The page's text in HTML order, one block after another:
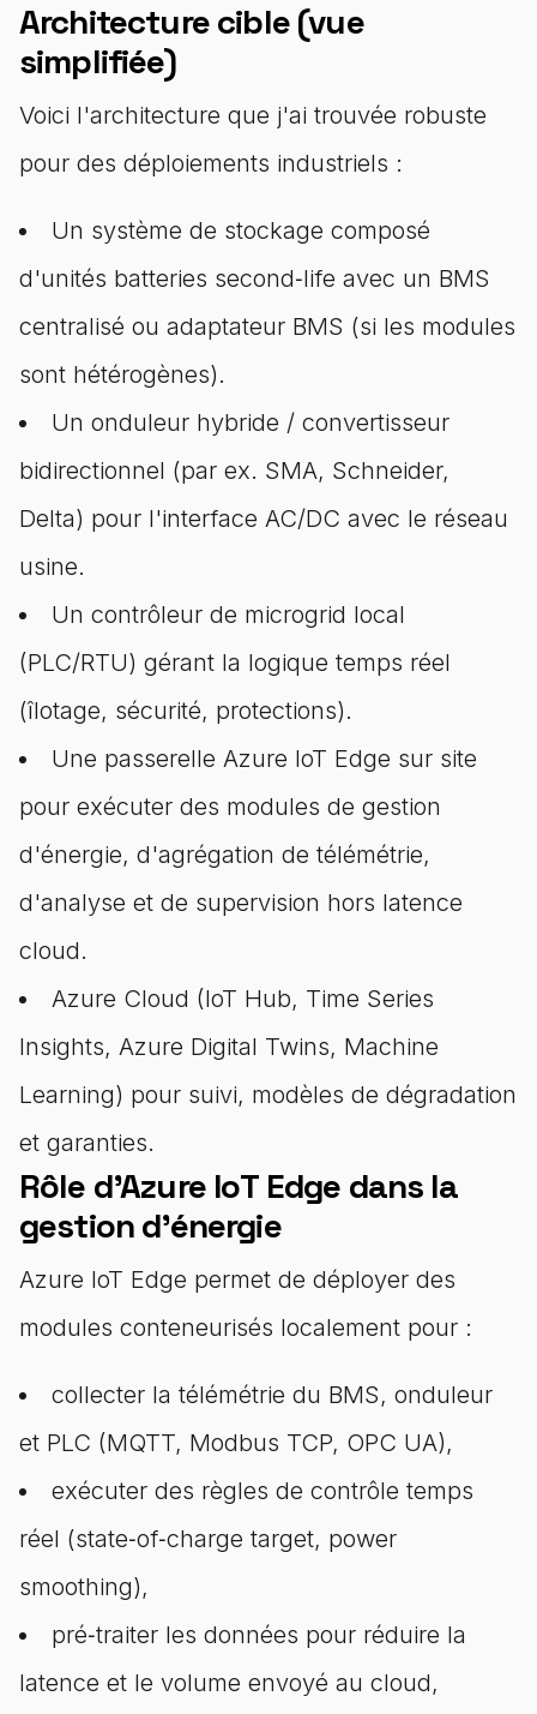
Architecture cible (vue
simplifiée)
Voici l'architecture que j'ai trouvée robuste
pour des déploiements industriels :
Un système de stockage composé
d'unités batteries second‑life avec un BMS
centralisé ou adaptateur BMS (si les modules
sont hétérogènes).
Un onduleur hybride / convertisseur
bidirectionnel (par ex. SMA, Schneider,
Delta) pour l'interface AC/DC avec le réseau
usine.
Un contrôleur de microgrid local
(PLC/RTU) gérant la logique temps réel
(îlotage, sécurité, protections).
Une passerelle Azure IoT Edge sur site
pour exécuter des modules de gestion
d'énergie, d'agrégation de télémétrie,
d'analyse et de supervision hors latence
cloud.
Azure Cloud (IoT Hub, Time Series
Insights, Azure Digital Twins, Machine
Learning) pour suivi, modèles de dégradation
et garanties.
Rôle d'Azure IoT Edge dans la
gestion d'énergie
Azure IoT Edge permet de déployer des
modules conteneurisés localement pour :
collecter la télémétrie du BMS, onduleur
et PLC (MQTT, Modbus TCP, OPC UA),
exécuter des règles de contrôle temps
réel (state‑of‑charge target, power
smoothing),
pré‑traiter les données pour réduire la
latence et le volume envoyé au cloud,